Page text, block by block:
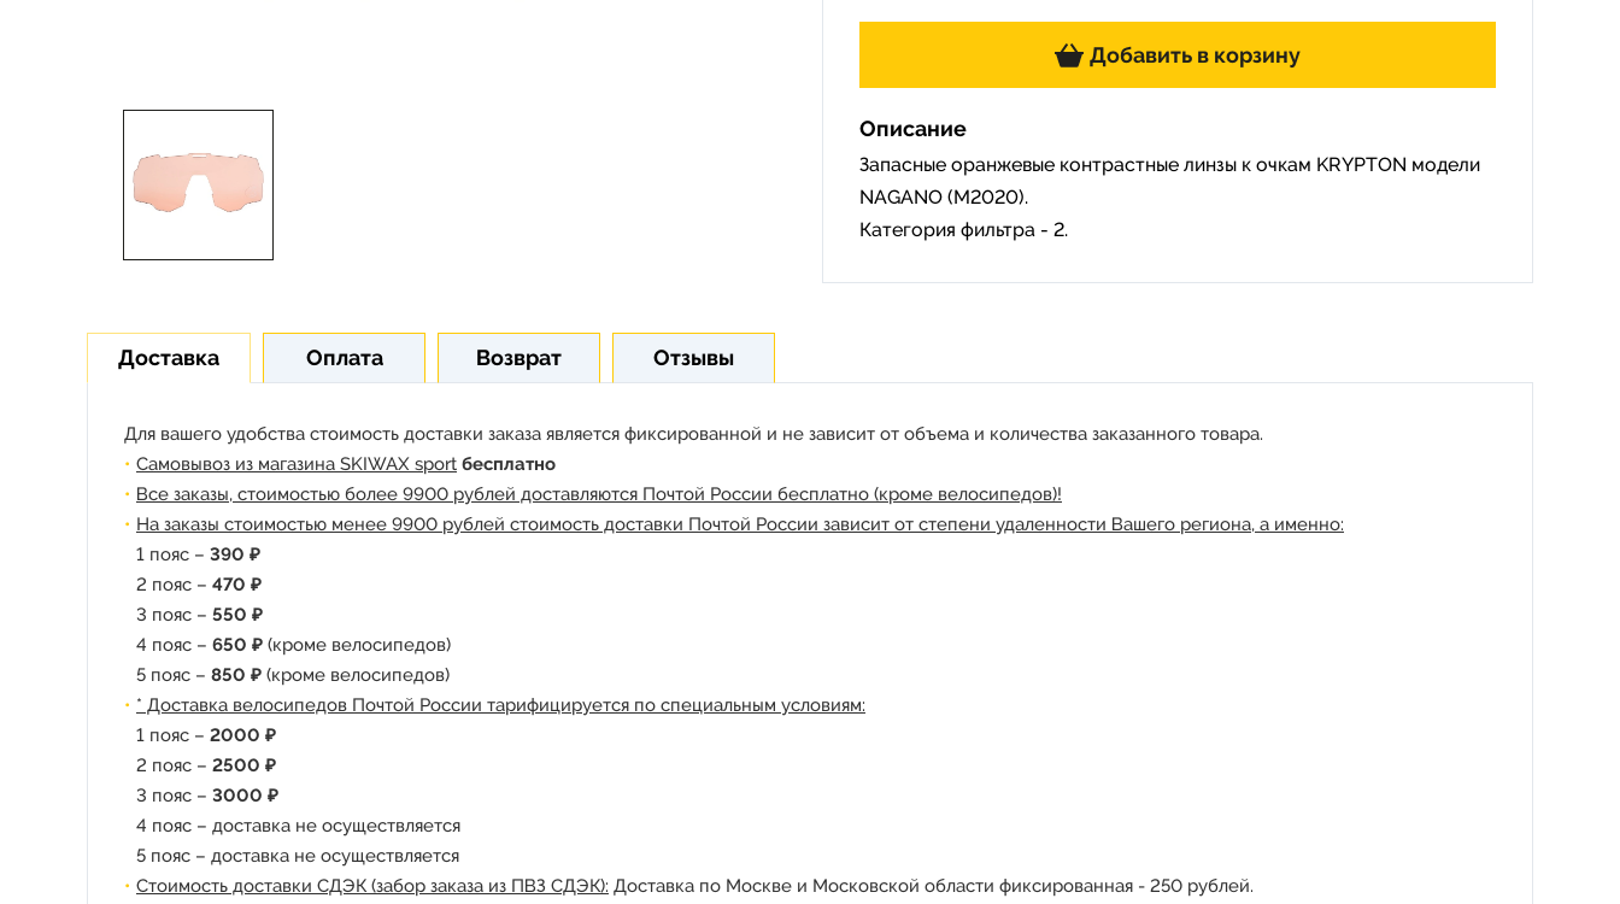
Добавить в корзину
Описание
Запасные оранжевые контрастные линзы к очкам KRYPTON модели
NAGANO (M2020).
Категория фильтра - 2.
Доставка Оплата Возврат Отзывы
Для вашего удобства стоимость доставки заказа является фиксированной и не зависит от объема и количества заказанного товара.
Самовывоз из магазина SKIWAX sport бесплатно
Все заказы, стоимостью более 9900 рублей доставляются Почтой России бесплатно (кроме велосипедов)!
На заказы стоимостью менее 9900 рублей стоимость доставки Почтой России зависит от степени удаленности Вашего региона, а именно:
1 пояс – 390 ₽
2 пояс – 470 ₽
3 пояс – 550 ₽
4 пояс – 650 ₽ (кроме велосипедов)
5 пояс – 850 ₽ (кроме велосипедов)
* Доставка велосипедов Почтой России тарифицируется по специальным условиям:
1 пояс – 2000 ₽
2 пояс – 2500 ₽
3 пояс – 3000 ₽
4 пояс – доставка не осуществляется
5 пояс – доставка не осуществляется
Стоимость доставки СДЭК (забор заказа из ПВЗ СДЭК): Доставка по Москве и Московской области фиксированная - 250 рублей.